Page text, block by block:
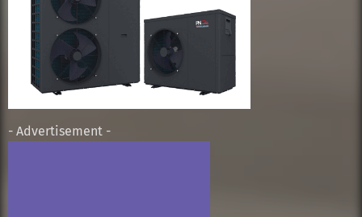
- Advertisement -